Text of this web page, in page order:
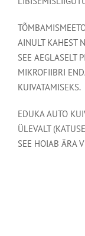
AINULT KAHEST
SEE AEGLASELT
MIKROFIIBRI
KUIVATAMISEKS.
EDUKA AUTO
ÜLEVALT
SEE HOIAB ÄRA